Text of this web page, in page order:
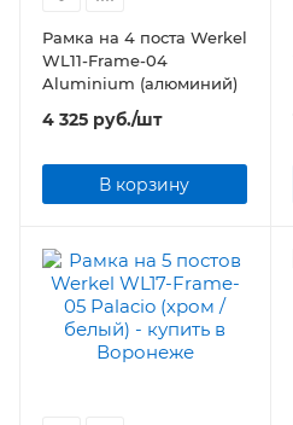
Рамка на 4 поста Werkel
WL11-Frame-04
Aluminium (алюминий)
4 325 руб./шт
В корзину